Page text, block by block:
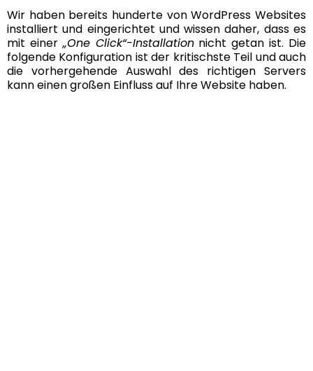
Wir haben bereits hunderte von WordPress Websites
installiert und eingerichtet und wissen daher, dass es
mit einer„One Click“-Installationnicht getan ist. Die
folgende Konfiguration ist der kritischste Teil und auch
die vorhergehende Auswahl des richtigen Servers
kann einen großen Einfluss auf Ihre Website haben.